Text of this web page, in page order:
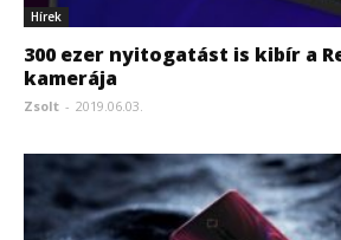
Hírek
300 ezer nyitogatást is kibír a
kamerája
Zsolt - 2019.06.03.